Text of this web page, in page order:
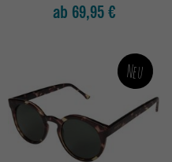
ab 69,95 €
Neu